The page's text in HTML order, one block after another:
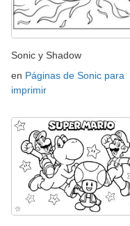
Sonic y Shadow
en Páginas de Sonic para
imprimir